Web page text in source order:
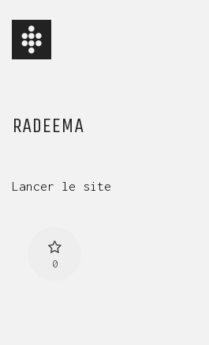
RADEEMA
Lancer le site
0